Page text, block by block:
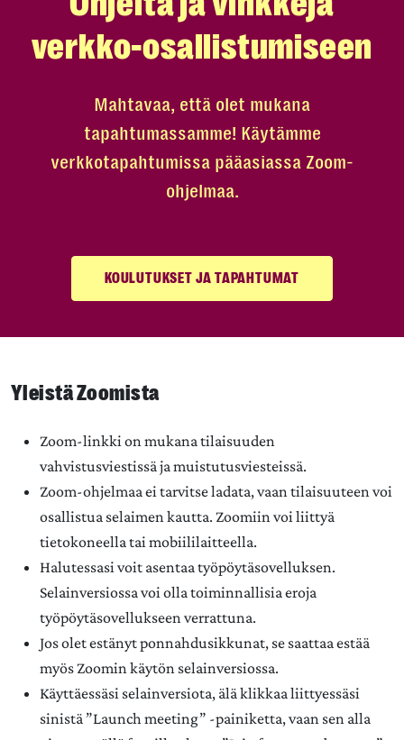
verkko-osallistumiseen
Mahtavaa, että olet mukana
tapahtumassamme! Käytämme
verkkotapahtumissa pääasiassa Zoom-
ohjelmaa.
KOULUTUKSET JA TAPAHTUMAT
Yleistä Zoomista
Zoom-linkki on mukana tilaisuuden
vahvistusviestissä ja muistutusviesteissä.
Zoom-ohjelmaa ei tarvitse ladata, vaan tilaisuuteen voi
osallistua selaimen kautta. Zoomiin voi liittyä
tietokoneella tai mobiililaitteella.
Halutessasi voit asentaa työpöytäsovelluksen.
Selainversiossa voi olla toiminnallisia eroja
työpöytäsovellukseen verrattuna.
Jos olet estänyt ponnahdusikkunat, se saattaa estää
myös Zoomin käytön selainversiossa.
Käyttäessäsi selainversiota, älä klikkaa liittyessäsi
sinistä ”Launch meeting” -painiketta, vaan sen alla